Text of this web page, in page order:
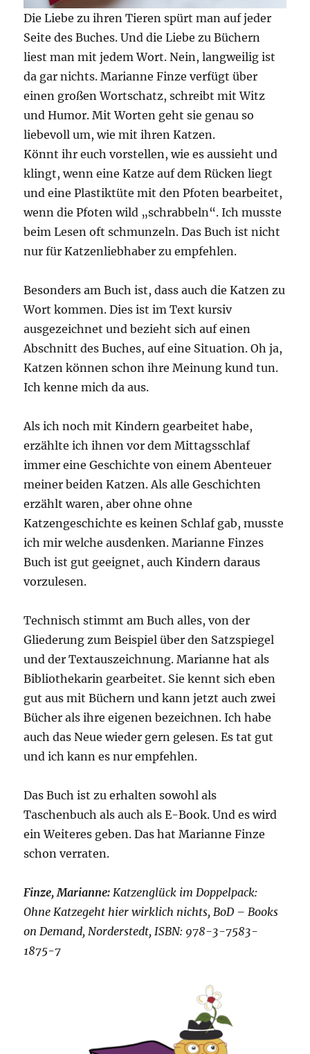
Die Liebe zu ihren Tieren spürt man auf jeder
Seite des Buches. Und die Liebe zu Büchern
liest man mit jedem Wort. Nein, langweilig ist
da gar nichts. Marianne Finze verfügt über
einen großen Wortschatz, schreibt mit Witz
und Humor. Mit Worten geht sie genau so
liebevoll um, wie mit ihren Katzen.
Könnt ihr euch vorstellen, wie es aussieht und
klingt, wenn eine Katze auf dem Rücken liegt
und eine Plastiktüte mit den Pfoten bearbeitet,
wenn die Pfoten wild „schrabbeln“. Ich musste
beim Lesen oft schmunzeln. Das Buch ist nicht
nur für Katzenliebhaber zu empfehlen.
Besonders am Buch ist, dass auch die Katzen zu
Wort kommen. Dies ist im Text kursiv
ausgezeichnet und bezieht sich auf einen
Abschnitt des Buches, auf eine Situation. Oh ja,
Katzen können schon ihre Meinung kund tun.
Ich kenne mich da aus.
Als ich noch mit Kindern gearbeitet habe,
erzählte ich ihnen vor dem Mittagsschlaf
immer eine Geschichte von einem Abenteuer
meiner beiden Katzen. Als alle Geschichten
erzählt waren, aber ohne ohne
Katzengeschichte es keinen Schlaf gab, musste
ich mir welche ausdenken. Marianne Finzes
Buch ist gut geeignet, auch Kindern daraus
vorzulesen.
Technisch stimmt am Buch alles, von der
Gliederung zum Beispiel über den Satzspiegel
und der Textauszeichnung. Marianne hat als
Bibliothekarin gearbeitet. Sie kennt sich eben
gut aus mit Büchern und kann jetzt auch zwei
Bücher als ihre eigenen bezeichnen. Ich habe
auch das Neue wieder gern gelesen. Es tat gut
und ich kann es nur empfehlen.
Das Buch ist zu erhalten sowohl als
Taschenbuch als auch als E-Book. Und es wird
ein Weiteres geben. Das hat Marianne Finze
schon verraten.
Finze, Marianne: Katzenglück im Doppelpack:
Ohne Katzegeht hier wirklich nichts, BoD – Books
on Demand, Norderstedt, ISBN: 978-3-7583-
1875-7